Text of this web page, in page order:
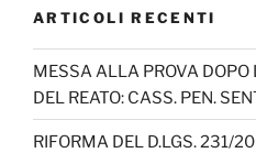
ARTICOLI RECENTI
MESSA ALLA PROVA
DEL REATO: CASS. PEN.
RIFORMA DEL D.LGS. 231/